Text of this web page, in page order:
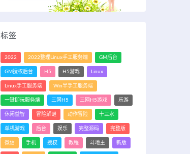
标签
2022 2022整理Linux手工服务端 GM后台
GM授权后台 H5 H5游戏 Linux
Linux手工服务端 Win半手工服务端
一键即玩服务端 三网H5 三网H5游戏 乐游
休闲益智 冒险解谜 动作冒险 十三水
单机游戏 后台 娱乐 完整源码 完整版
微信 手机 授权 教程 斗地主 新版